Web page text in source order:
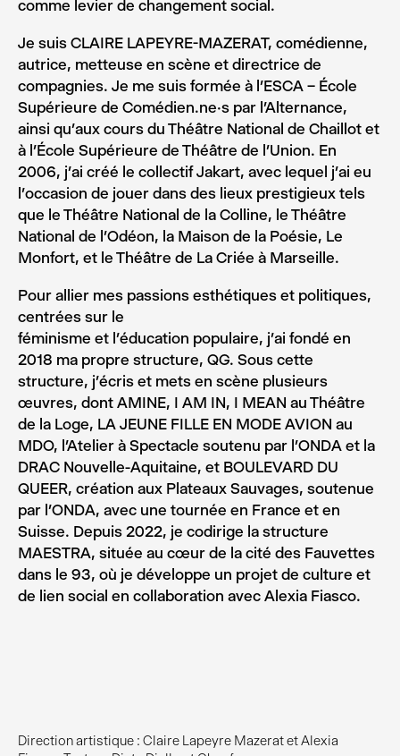
Direction artistique : Claire Lapeyre Mazerat et Alexia
comme levier de changement social.
Je suis CLAIRE LAPEYRE-MAZERAT, comédienne,
autrice, metteuse en scène et directrice de
compagnies. Je me suis formée à l’ESCA – École
Supérieure de Comédien.ne.s par l’Alternance,
ainsi qu’aux cours du Théâtre National de Chaillot et
à l’École Supérieure de Théâtre de l’Union. En
2006, j’ai créé le collectif Jakart, avec lequel j’ai eu
l’occasion de jouer dans des lieux prestigieux tels
que le Théâtre National de la Colline, le Théâtre
National de l’Odéon, la Maison de la Poésie, Le
Monfort, et le Théâtre de La Criée à Marseille.
Pour allier mes passions esthétiques et politiques,
centrées sur le
féminisme et l’éducation populaire, j’ai fondé en
2018 ma propre structure, QG. Sous cette
structure, j’écris et mets en scène plusieurs
œuvres, dont AMINE, I AM IN, I MEAN au Théâtre
de la Loge, LA JEUNE FILLE EN MODE AVION au
MDO, l’Atelier à Spectacle soutenu par l’ONDA et la
DRAC Nouvelle-Aquitaine, et BOULEVARD DU
QUEER, création aux Plateaux Sauvages, soutenue
par l’ONDA, avec une tournée en France et en
Suisse. Depuis 2022, je codirige la structure
MAESTRA, située au cœur de la cité des Fauvettes
dans le 93, où je développe un projet de culture et
de lien social en collaboration avec Alexia Fiasco.